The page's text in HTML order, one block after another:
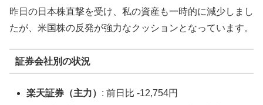
昨日の日本株直撃を受け、私の資産も一時的に減少しまし
たが、米国株の反発が強力なクッションとなっています。
証券会社別の状況
楽天証券（主力） : 前日比 -12,754円